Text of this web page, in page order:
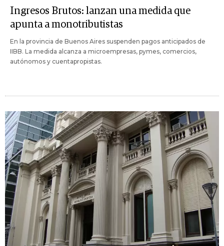
Ingresos Brutos: lanzan una medida que
apunta a monotributistas
En la provincia de Buenos Aires suspenden pagos anticipados de
IIBB. La medida alcanza a microempresas, pymes, comercios,
autónomos y cuentapropistas.